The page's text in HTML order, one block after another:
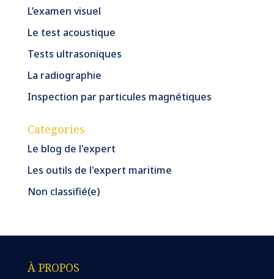
L’examen visuel
Le test acoustique
Tests ultrasoniques
La radiographie
Inspection par particules magnétiques
Categories
Le blog de l'expert
Les outils de l'expert maritime
Non classifié(e)
À PROPOS